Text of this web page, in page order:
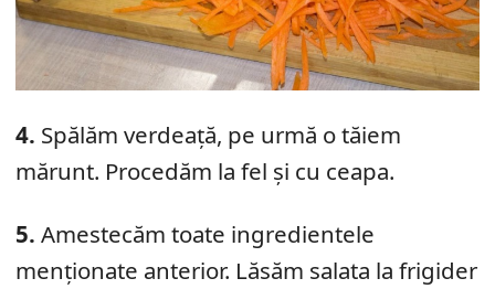
4. Spălăm verdeață, pe urmă o tăiem
mărunt. Procedăm la fel și cu ceapa.
5. Amestecăm toate ingredientele
menționate anterior. Lăsăm salata la frigider